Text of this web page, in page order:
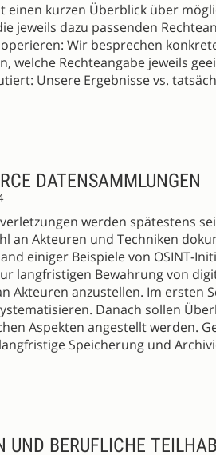
einen kurzen Überblick über
jeweils dazu passenden
Wir besprechen
welche Rechteangabe jeweils
Unsere Ergebnisse vs.
DATENSAMMLUNGEN
werden spätestens
an Akteuren und Techniken
einiger Beispiele von OSINT-
langfristigen Bewahrung von
Akteuren anzustellen. Im ersten
Danach sollen
Aspekten angestellt werden.
Speicherung und
UND BERUFLICHE